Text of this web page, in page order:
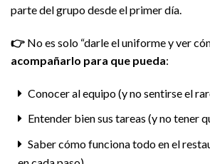
parte del grupo desde el primer día.
👉 No es solo “darle el uniforme y ver
acompañarlo para que pueda:
Conocer al equipo (y no sentirse el
Entender bien sus tareas (y no tener
Saber cómo funciona todo en el